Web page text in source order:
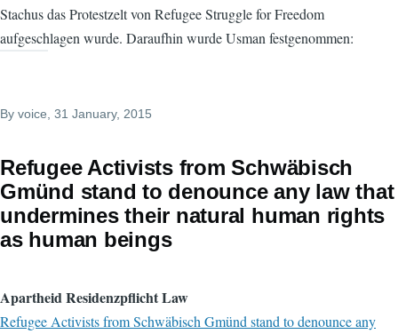
Stachus das Protestzelt von Refugee Struggle for Freedom
aufgeschlagen wurde. Daraufhin wurde Usman festgenommen:
By voice , 31 January, 2015
Refugee Activists from Schwäbisch
Gmünd stand to denounce any law that
undermines their natural human rights
as human beings
Apartheid Residenzpflicht Law
Refugee Activists from Schwäbisch Gmünd stand to denounce any